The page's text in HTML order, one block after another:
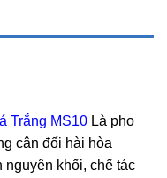
Trắng MS10 Là pho
cân đối hài hòa
khối, chế tác